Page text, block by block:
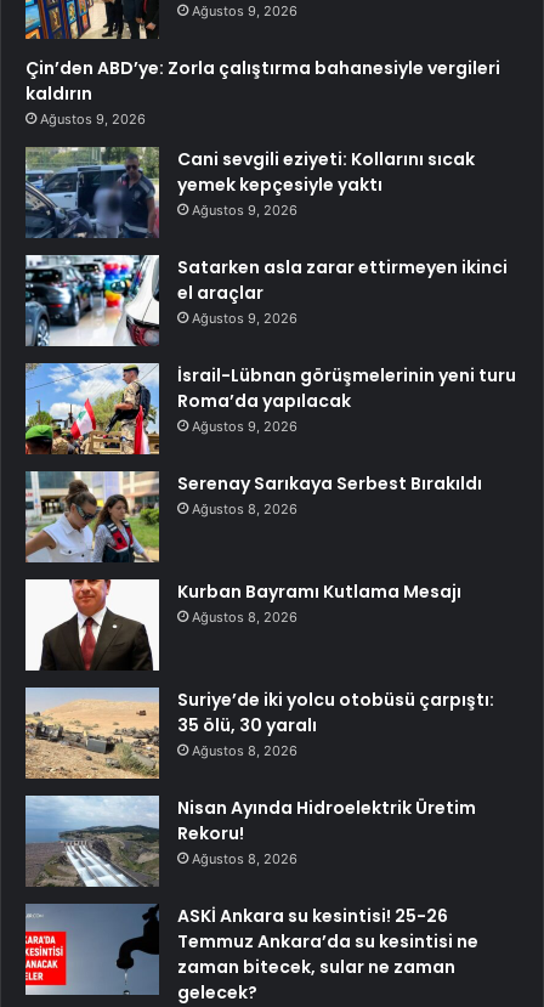
Ağustos 9, 2026
Çin’den ABD’ye: Zorla çalıştırma bahanesiyle vergileri
kaldırın
Ağustos 9, 2026
Cani sevgili eziyeti: Kollarını sıcak
yemek kepçesiyle yaktı
Ağustos 9, 2026
Satarken asla zarar ettirmeyen ikinci
el araçlar
Ağustos 9, 2026
İsrail-Lübnan görüşmelerinin yeni turu
Roma’da yapılacak
Ağustos 9, 2026
Serenay Sarıkaya Serbest Bırakıldı
Ağustos 8, 2026
Kurban Bayramı Kutlama Mesajı
Ağustos 8, 2026
Suriye’de iki yolcu otobüsü çarpıştı:
35 ölü, 30 yaralı
Ağustos 8, 2026
Nisan Ayında Hidroelektrik Üretim
Rekoru!
Ağustos 8, 2026
ASKİ Ankara su kesintisi! 25-26
Temmuz Ankara’da su kesintisi ne
zaman bitecek, sular ne zaman
gelecek?